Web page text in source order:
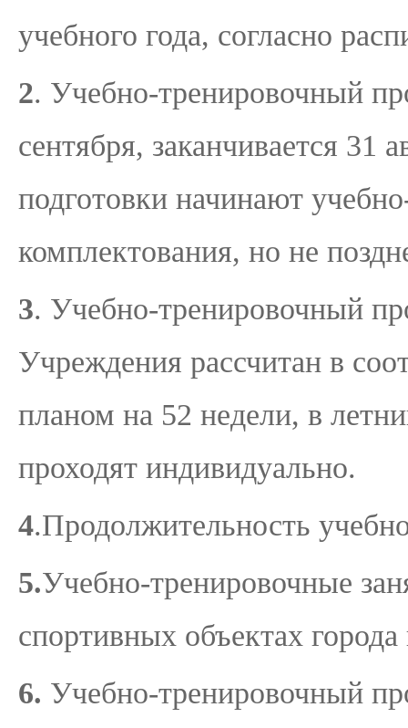
учебного года, согласно
2. Учебно-тренировочный
сентября, заканчивается 31
подготовки начинают
комплектования, но не
3. Учебно-тренировочный
Учреждения рассчитан в
планом на 52 недели, в
проходят индивидуально.
4.Продолжительность
5.Учебно-тренировочные
спортивных объектах
6. Учебно-тренировочный